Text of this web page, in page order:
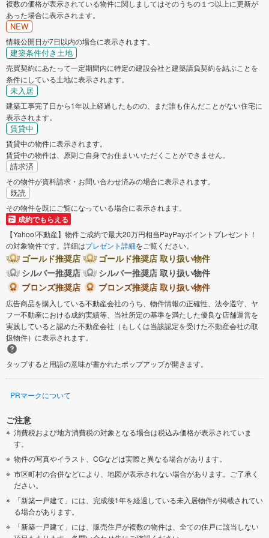
複数の価格が表示されている物件に関しましてはそのうちの１つ以上に更新が
あった場合に表示されます。
NEW
情報公開日が7日以内の場合に表示されます。
建築条件付き土地
売買契約にあたって一定期間内に特定の建設会社と建築請負契約を結ぶことを
条件にしている土地に表示されます。
未入居
建築工事完了日から1年以上経過したものの、まだ誰も住んだことがない住宅に
表示されます。
賃貸中
賃貸中の物件に表示されます。
賃貸中の物件は、原則ご自身でお住まいいただくことができません。
請求済
その物件が資料請求・お問い合わせ済みの場合に表示されます。
既読
その物件を既にご覧になっている場合に表示されます。
成約でもらえる
【Yahoo!不動産】物件ご成約で最大20万円相当PayPayポイントプレゼント！
の対象物件です。詳細はプレゼント詳細をご覧ください。
ゴールド推奨店
ゴールド推奨店 取り扱い物件
シルバー推奨店
シルバー推奨店 取り扱い物件
ブロンズ推奨店
ブロンズ推奨店 取り扱い物件
広告商品を購入している不動産会社のうち、物件情報の正確性、法令遵守、ヤ
フー不動産における成約実績等、当社所定の基準を満たした優良な店舗運営を
実践していると認めた不動産会社（もしくは当該認定を受けた不動産会社の取
扱物件）に表示されます。
タップすると用語の意味が書かれたポップアップが開きます。
PRマークについて
ご注意
消費税および地方消費税の対象となる場合は税込み価格が表示されていま
す。
物件の写真やイラスト、CGなどは実際と異なる場合があります。
市区町村の合併などにより、地図が表示されない場合があります。ご了承く
ださい。
「新築一戸建て」には、完成後1年を経過している未入居物件が掲載されてい
る場合があります。
「新築一戸建て」には、販売住戸が複数の物件は、全ての住戸に該当しない